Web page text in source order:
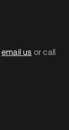
email us or call